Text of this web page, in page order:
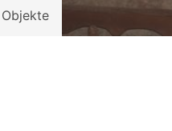
Objekte